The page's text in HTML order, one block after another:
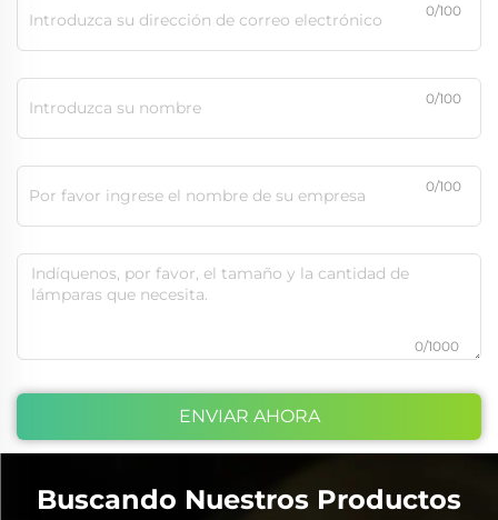
0/100
0/100
0/100
0/1000
ENVIAR AHORA
Buscando Nuestros Productos